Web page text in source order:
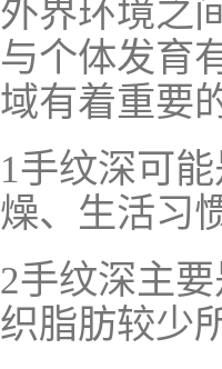
外界环境之
与个体发育
域有着重要
1手纹深可
燥、生活习
2手纹深主
织脂肪较少